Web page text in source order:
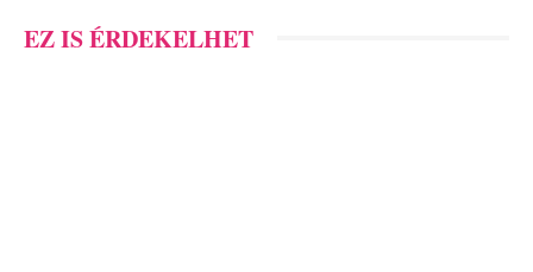
EZ IS ÉRDEKELHET